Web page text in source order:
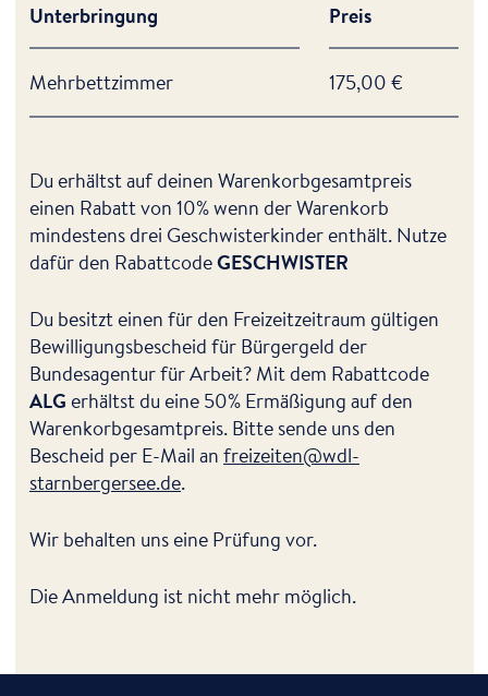
Unterbringung Preis
Mehrbettzimmer 175,00 €
Du erhältst auf deinen Warenkorbgesamtpreis
einen Rabatt von 10% wenn der Warenkorb
mindestens drei Geschwisterkinder enthält. Nutze
dafür den RabattcodeGESCHWISTER
Du besitzt einen für den Freizeitzeitraum gültigen
Bewilligungsbescheid für Bürgergeld der
Bundesagentur für Arbeit? Mit dem Rabattcode
ALGerhältst du eine 50% Ermäßigung auf den
Warenkorbgesamtpreis. Bitte sende uns den
Bescheid per E-Mail anfreizeiten@wdl-
starnbergersee.de.
Wir behalten uns eine Prüfung vor.
Die Anmeldung ist nicht mehr möglich.